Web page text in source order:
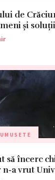
de
și
să încerc
n-a vrut